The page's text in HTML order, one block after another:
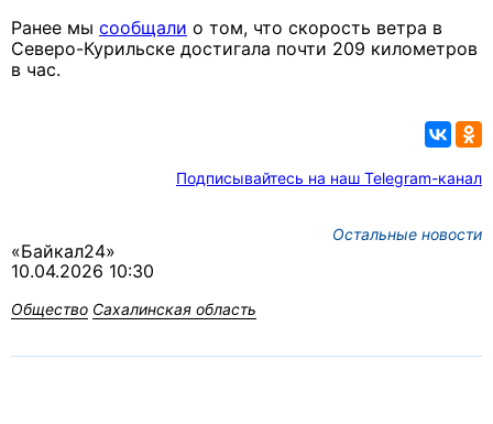
Ранее мы сообщали о том, что скорость ветра в
Северо-Курильске достигала почти 209 километров
в час.
Подписывайтесь на наш Telegram-канал
Остальные новости
«Байкал24»
10.04.2026 10:30
Общество Сахалинская область